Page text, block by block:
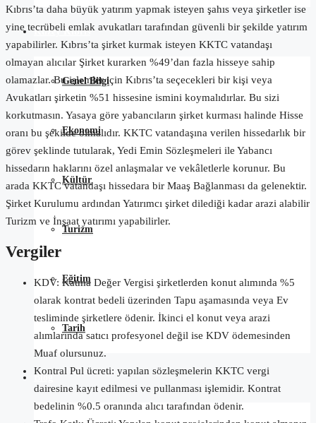
Kuzey Kıbrıs
Genel Bilgi
Ekonomi
Kültür
Turizm
Eğitim
Tarih
Blog
Kıbrıs’ta daha büyük yatırım yapmak isteyen şahıs veya şirketler ise
yine tecrübeli emlak avukatları tarafından güvenli bir şekilde yatırım
yapabilirler. Kıbrıs’ta şirket kurmak isteyen KKTC vatandaşı
olmayan alıcılar Şirket kurarken %49’dan fazla hisseye sahip
olamazlar. Bu işlemler için Kıbrıs’ta seçecekleri bir kişi veya
Avukatları şirketin %51 hissesine ismini koymalıdırlar. Bu sizi
korkutmasın. Yasaya göre yabancıların şirket kurması halinde Hisse
oranı bu şekilde olmalıdır. KKTC vatandaşına verilen hissedarlık bir
görev şeklinde tutularak, Yedi Emin Sözleşmeleri ile Yabancı
hissedarın haklarını özel anlaşmalar ve vekâletlerle korunur. Bu
arada KKTC vatandaşı hissedara bir Maaş Bağlanması da gelenektir.
Şirket Kurulumu ardından Yatırımcı şirket dilediği kadar arazi alabilir
Turizm ve İnşaat yatırımı yapabilirler.
Vergiler
KDV: Katma Değer Vergisi şirketlerden konut alımında %5
olarak kontrat bedeli üzerinden Tapu aşamasında veya Ev
tesliminde şirketlere ödenir. İkinci el konut veya arazi
alımlarında satıcı profesyonel değil ise KDV ödemesinden
Muaf olursunuz.
Kontral Pul ücreti: yapılan sözleşmelerin KKTC vergi
dairesine kayıt edilmesi ve pullanması işlemidir. Kontrat
bedelinin %0.5 oranında alıcı tarafından ödenir.